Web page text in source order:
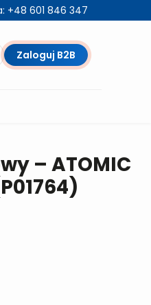
+48 601 846 347
Zaloguj B2B
– ATOMIC